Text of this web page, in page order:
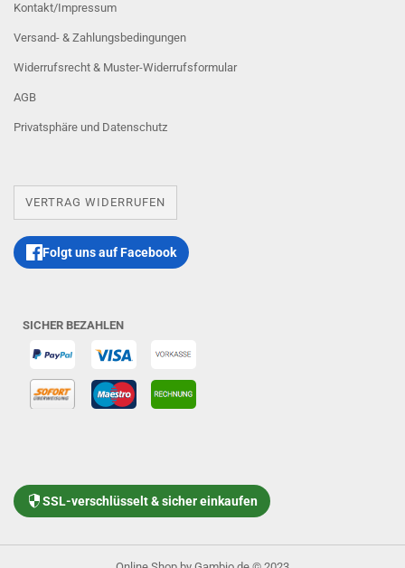
Kontakt/Impressum
Versand- & Zahlungsbedingungen
Widerrufsrecht & Muster-Widerrufsformular
AGB
Privatsphäre und Datenschutz
VERTRAG WIDERRUFEN
Folgt uns auf Facebook
SICHER BEZAHLEN
SSL-verschlüsselt & sicher einkaufen